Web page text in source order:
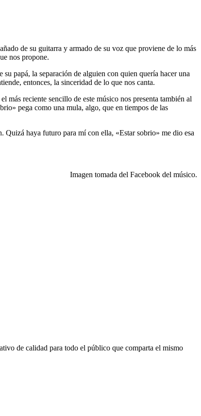
de su guitarra y armado de su voz que proviene de lo más
nos propone.
papá, la separación de alguien con quien quería hacer una
entonces, la sinceridad de lo que nos canta.
más reciente sencillo de este músico nos presenta también al
pega como una mula, algo, que en tiempos de las
haya futuro para mí con ella, «Estar sobrio» me dio esa
Imagen tomada del Facebook del músico.
de calidad para todo el público que comparta el mismo